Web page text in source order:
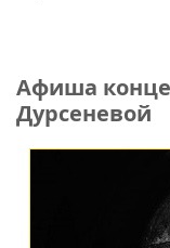
Афиша
Дурсеневой